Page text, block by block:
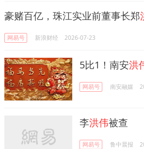
豪赌百亿，珠江实业前董事长郑
网易号 新浪财经 2026-07-23
5比1！南安洪
网易号 南安融媒
李洪伟被查
网易号 鲁中晨报